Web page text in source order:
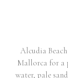
Alcudia
Mallorca for a
water, pale